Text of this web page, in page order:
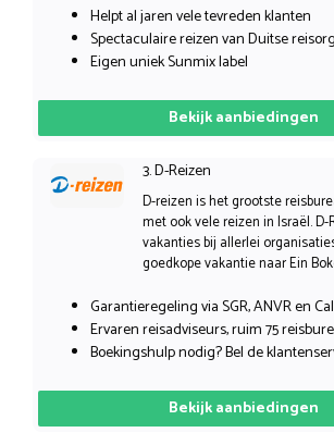
Helpt al jaren vele tevreden klanten
Spectaculaire reizen van Duitse
Eigen uniek Sunmix label
Bekijk aanbiedingen
3. D-Reizen
D-reizen is het grootste
met ook vele reizen in Israël.
vakanties bij allerlei
goedkope vakantie naar Ein
Garantieregeling via SGR, ANVR en
Ervaren reisadviseurs, ruim 75
Boekingshulp nodig? Bel de
Bekijk aanbiedingen